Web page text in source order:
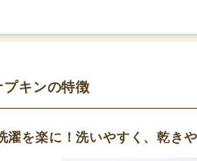
投稿者：白さん
ップも併用でナプキンが漏れる
(^ー^)
キンの特徴
濯を楽に！洗いやすく、乾き